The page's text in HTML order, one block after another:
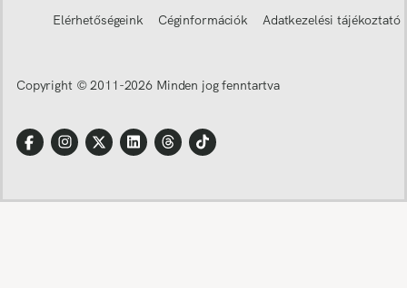
Elérhetőségeink Céginformációk Adatkezelési tájékoztató
Copyright © 2011-2026 Minden jog fenntartva